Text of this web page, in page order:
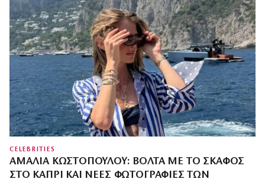
CELEBRITIES
ΑΜΑΛΊΑ ΚΩΣΤΟΠΟΎΛΟΥ: ΒΌΛΤΑ ΜΕ ΤΟ ΣΚΆΦΟΣ
ΣΤΟ ΚΆΠΡΙ ΚΑΙ ΝΈΕΣ ΦΩΤΟΓΡΑΦΊΕΣ ΤΩΝ